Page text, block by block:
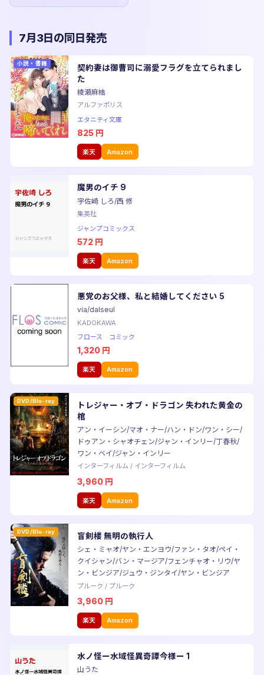
7月3日の同日発売
小説・書籍
契約妻は御曹司に溺愛フラグを立てられまし
た
綾瀬麻結
アルファポリス
エタニティ文庫
825 円
楽天 Amazon
魔男のイチ 9
宇佐崎 しろ/西 修
集英社
ジャンプコミックス
572 円
楽天 Amazon
悪党のお父様、私と結婚してください 5
via/dalseul
KADOKAWA
フロース コミック
1,320 円
楽天 Amazon
DVD/Blu-ray
トレジャー・オブ・ドラゴン 失われた黄金の
棺
アン・イーシン/マオ・ナー/ハン・ドン/ワン・シー/
ドゥアン・シャオチェン/ジャン・インリー/丁春秋/
ワン・ベイ/ジャン・インリー
インターフィルム/ インターフィルム
3,960 円
楽天 Amazon
DVD/Blu-ray 盲剣楼 無明の執行人
シェ・ミャオ/ヤン・エンヨウ/ファン・タオ/ペイ・
クイシャン/バン・マージア/フェンチャオ・リウ/ヤ
ン・ビンジア/ジュウ・ジンタイ/ヤン・ビンジア
プルーク / プルーク
3,960 円
楽天 Amazon
水ノ怪ー水域怪異奇譚今様ー 1
山うた